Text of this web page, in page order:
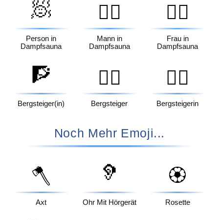
🧖
Person in
Dampfsauna
🧖‍♂️
Mann in
Dampfsauna
🧖‍♀️
Frau in
Dampfsauna
🧗
Bergsteiger(in)
🧗‍♂️
Bergsteiger
🧗‍♀️
Bergsteigerin
Noch Mehr Emoji...
🪓
Axt
🦻
Ohr Mit Hörgerät
🏵️
Rosette